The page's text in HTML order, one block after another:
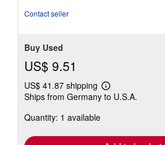
Contact seller
Buy Used
US$ 9.51
US$ 41.87 shipping
Learn
more
Ships from Germany to U.S.A.
Quantity: 1 available